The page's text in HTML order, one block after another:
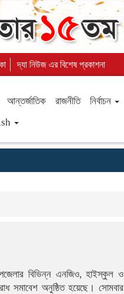
দ্যা নিউজ এর বিশেষ প্রকাশনা
আন্তর্জাতিক রাজনীতি নির্বাচন
বিভিন্ন এনজিও, হাইস্কুল ও
সমাবেশ অনুষ্ঠিত হয়েছে। সোমবার